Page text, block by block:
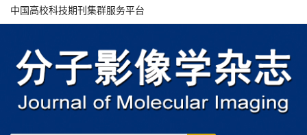
中国高校科技期刊集群服务平台